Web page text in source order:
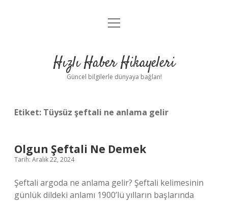
Anasayfa
Yasal Uyarı
menüyü
Hızlı Haber Hikayeleri
Güncel bilgilerle dünyaya bağlan!
Etiket: Tüysüz şeftali ne anlama gelir
Olgun Şeftali Ne Demek
Tarih: Aralık 22, 2024
Şeftali argoda ne anlama gelir? Şeftali kelimesinin
günlük dildeki anlamı 1900’lü yılların başlarında